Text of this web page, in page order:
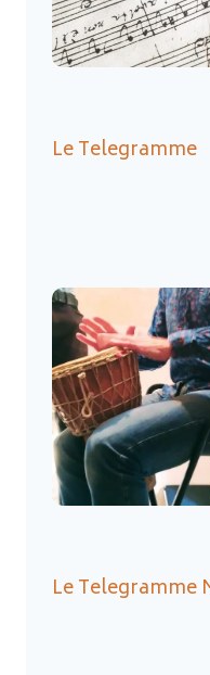
Le Telegramme
Le Telegramme